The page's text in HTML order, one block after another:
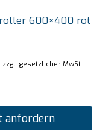
600×400 rot
zzgl. gesetzlicher MwSt.
anfordern